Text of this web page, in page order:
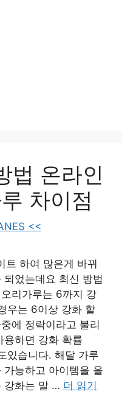
법 온라인
차이점
<<
트 하여 많은게 바뀌
었는데요 최신 방법
리가루는 6까지 강
우는 6이상 강화 할
에 정락이라고 불리
용하면 강화 확률
있습니다. 해달 가루
능하고 아이템을 올
강화는 말 … 더 읽기